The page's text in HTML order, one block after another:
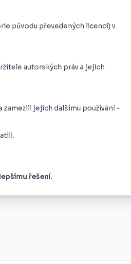
původu převedených licencí) v
autorských práv a jejich
jejich dalšímu používání -
řešení.